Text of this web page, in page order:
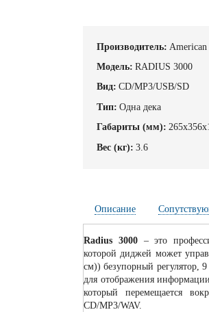
Производитель:
Модель: RADIUS 3000
Вид: CD/MP3/USB/SD
Тип: Одна дека
Габариты (мм):
Вес (кг): 3.6
Описание
Radius 3000– это
которой диджей может
cм)) безупорный регулятор,
для отображения
который перемещается
CD/MP3/WAV.